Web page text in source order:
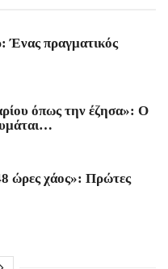
Ένας πραγματικός
όπως την έζησα»: Ο
ώρες χάος»: Πρώτες